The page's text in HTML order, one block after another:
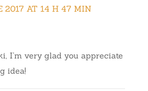
2017 AT 14 H 47 MIN
I’m very glad you appreciate
idea!